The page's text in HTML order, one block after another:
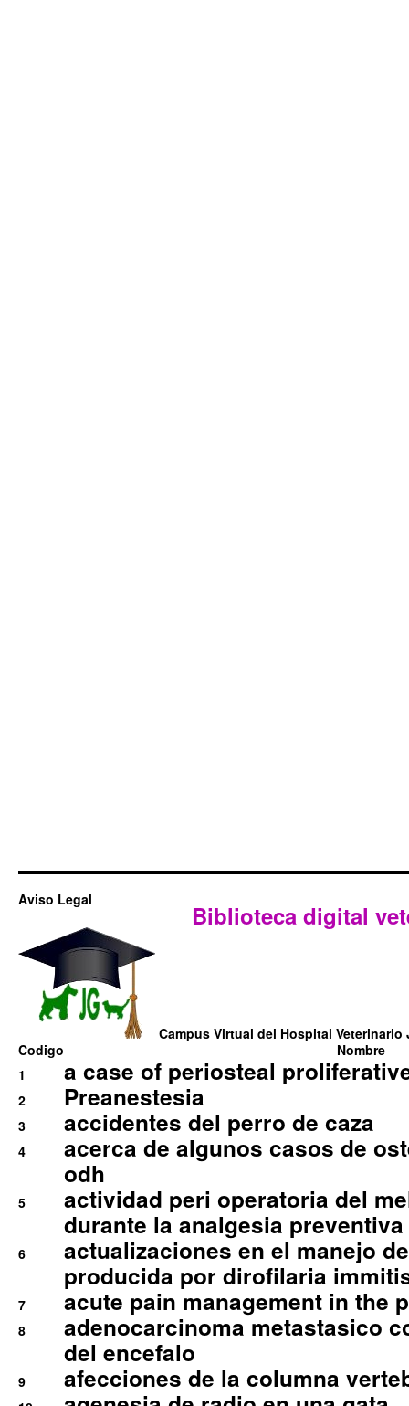
Aviso Legal
Biblioteca digital
Campus Virtual del Hospital Veterinario
Codigo
Nombre
1
a case of periosteal
2 Preanestesia
3 accidentes del perro de caza
4
acerca de algunos casos de
odh
5
actividad peri operatoria del
durante la analgesia
6
actualizaciones en el manejo
producida por dirofilaria
7 acute pain management in the
8
adenocarcinoma metastasico
del encefalo
9 afecciones de la columna